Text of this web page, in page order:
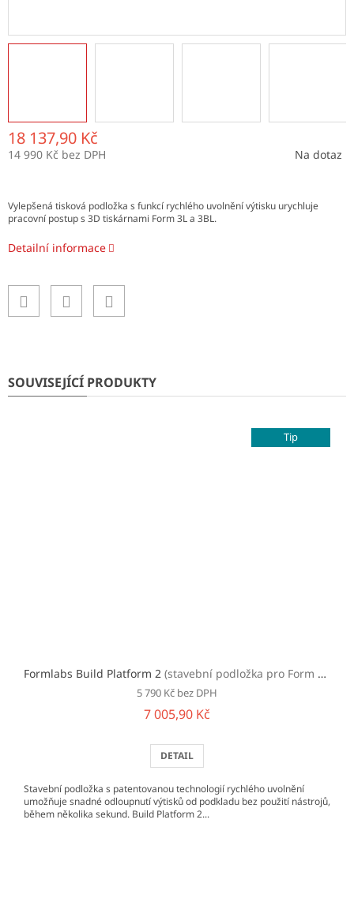
18 137,90 Kč
14 990 Kč bez DPH
Na dotaz
Vylepšená tisková podložka s funkcí rychlého uvolnění výtisku urychluje
pracovní postup s 3D tiskárnami Form 3L a 3BL.
Detailní informace
SOUVISEJÍCÍ PRODUKTY
Tip
Formlabs Build Platform 2 (stavební podložka pro Form 2, 3, 3+, 3B a 3B+)
5 790 Kč bez DPH
7 005,90 Kč
DETAIL
Stavební podložka s patentovanou technologií rychlého uvolnění
umožňuje snadné odloupnutí výtisků od podkladu bez použití nástrojů,
během několika sekund. Build Platform 2...